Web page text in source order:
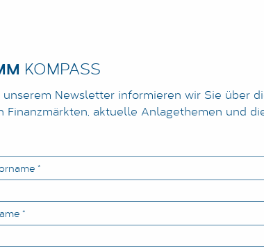
KOMPASS
unserem Newsletter informieren wir Sie über
Finanzmärkten, aktuelle Anlagethemen und
*
*